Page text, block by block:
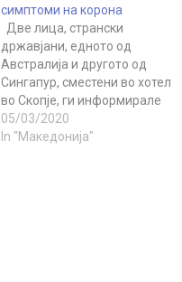
симптоми на корона
Две лица, странски
државјани, едното од
Австралија и другото од
Сингапур, сместени во хотел
во Скопје, ги информирале
здравствените власти во
земјава дека веќе три дена
05/03/2020
In "Македонија"